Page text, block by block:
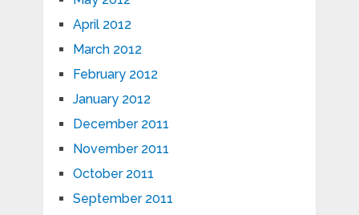
April 2012
March 2012
February 2012
January 2012
December 2011
November 2011
October 2011
September 2011